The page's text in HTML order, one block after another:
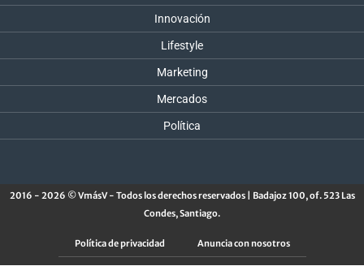
Innovación
Lifestyle
Marketing
Mercados
Política
2016 - 2026 © VmásV - Todos los derechos reservados | Badajoz 100, of. 523 Las
Condes, Santiago.
Política de privacidad Anuncia con nosotros